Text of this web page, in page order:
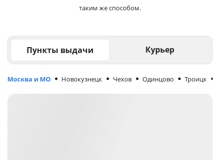
таким же способом.
Пункты выдачи Курьер
Москва и МО Новокузнецк Чехов Одинцово Троицк